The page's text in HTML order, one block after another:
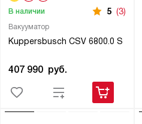
Вакууматор
Kuppersbusch CSV 6800.0 S
В наличии 5 (3)
407 990 руб.